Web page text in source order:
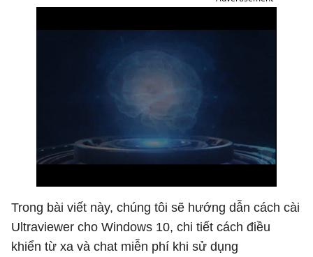
Trong bài viết này, chúng tôi sẽ hướng dẫn cách cài
Ultraviewer cho Windows 10, chi tiết cách điều
khiển từ xa và chat miễn phí khi sử dụng